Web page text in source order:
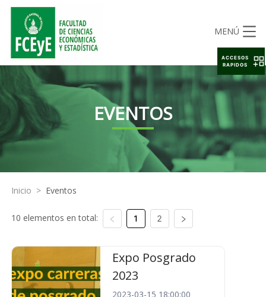
MENÚ
EVENTOS
Inicio > Eventos
10 elementos en total: 1 2
Expo Posgrado
2023
2023-03-15 18:00:00
ACCESOS
RAPIDOS